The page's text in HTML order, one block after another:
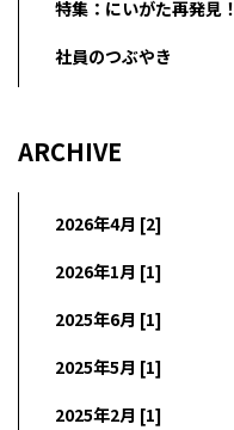
特集：にいがた再発見！
社員のつぶやき
ARCHIVE
2026年4月 [2]
2026年1月 [1]
2025年6月 [1]
2025年5月 [1]
2025年2月 [1]